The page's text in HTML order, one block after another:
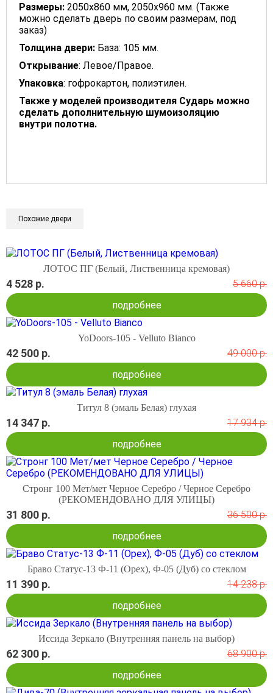
Размеры: 2050x860 мм, 2050x960 мм. (Также
можно сделать дверь по своим размерам, под
заказ)
Толщина двери: База: 105 мм.
Открывание: Левое/Правое.
Упаковка: гофрокартон, полиэтилен.
Также у моделей производителя Сударь можно
сделать дополнительную шумоизоляцию
внутри полотна.
Похожие двери
ЛОТОС ПГ (Белый, Лиственница кремовая)
4 528 р.
5 660 р.
подробнее
YoDoors-105 - Velluto Bianco
42 500 р.
49 000 р.
подробнее
Титул 8 (эмаль Белая) глухая
14 347 р.
17 934 р.
подробнее
Стронг 100 Мет/мет Черное Серебро / Черное Серебро
(РЕКОМЕНДОВАНО ДЛЯ УЛИЦЫ)
31 800 р.
36 500 р.
подробнее
Браво Статус-13 Ф-11 (Орех), Ф-05 (Дуб) со стеклом
11 390 р.
14 238 р.
подробнее
Иссида Зеркало (Внутренняя панель на выбор)
62 300 р.
68 900 р.
подробнее